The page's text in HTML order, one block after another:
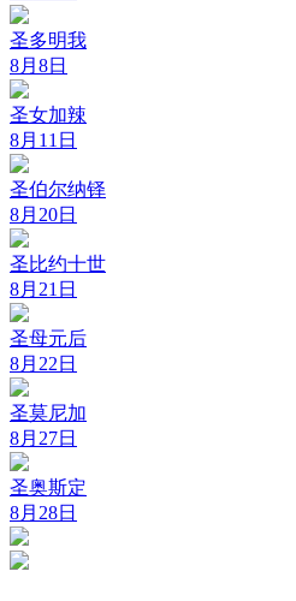
圣多明我
8月8日
圣女加辣
8月11日
圣伯尔纳铎
8月20日
圣比约十世
8月21日
圣母元后
8月22日
圣莫尼加
8月27日
圣奥斯定
8月28日